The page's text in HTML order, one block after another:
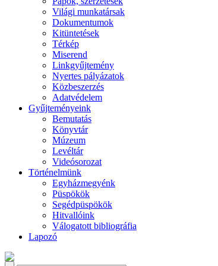
Világi munkatársak
Dokumentumok
Kitüntetések
Térkép
Miserend
Linkgyűjtemény
Nyertes pályázatok
Közbeszerzés
Adatvédelem
Gyűjteményeink
Bemutatás
Könyvtár
Múzeum
Levéltár
Videósorozat
Történelmünk
Egyházmegyénk
Püspökök
Segédpüspökök
Hitvallóink
Válogatott bibliográfia
Lapozó